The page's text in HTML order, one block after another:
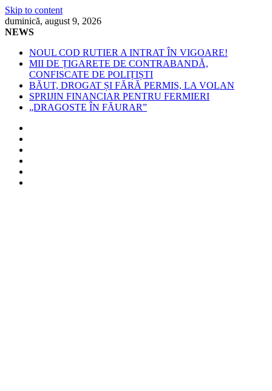
Skip to content
duminică, august 9, 2026
NEWS
NOUL COD RUTIER A INTRAT ÎN VIGOARE!
MII DE ȚIGARETE DE CONTRABANDĂ,
CONFISCATE DE POLIȚIȘTI
BĂUT, DROGAT ȘI FĂRĂ PERMIS, LA VOLAN
SPRIJIN FINANCIAR PENTRU FERMIERI
„DRAGOSTE ÎN FĂURAR”